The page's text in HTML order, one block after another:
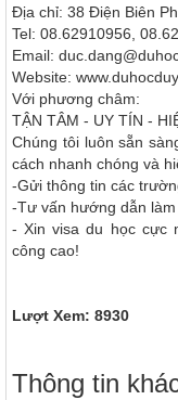
Địa chỉ: 38 Điện Biên
Tel: 08.62910956,
Email:
Website:
Với phương châm:
TẬN TÂM - UY TÍN -
Chúng tôi luôn sẵn
cách nhanh chóng và
-Gửi thông tin các
-Tư vấn hướng dẫn
- Xin visa du học cực
công cao!
Lượt Xem: 8930
Thông tin